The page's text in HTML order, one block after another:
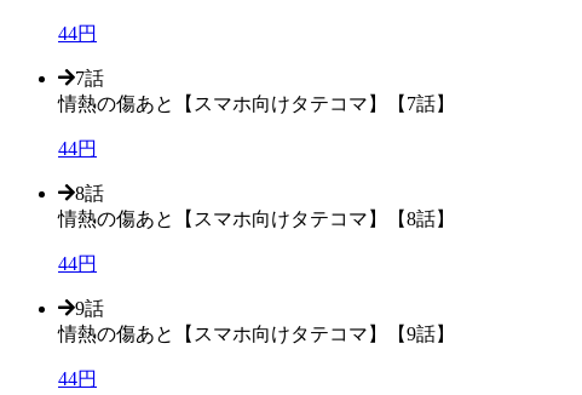
44円
7話
情熱の傷あと【スマホ向けタテコマ】【7話】
44円
8話
情熱の傷あと【スマホ向けタテコマ】【8話】
44円
9話
情熱の傷あと【スマホ向けタテコマ】【9話】
44円